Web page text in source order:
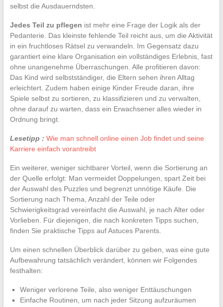
selbst die Ausdauerndsten.
Jedes Teil zu pflegen ist mehr eine Frage der Logik als der
Pedanterie. Das kleinste fehlende Teil reicht aus, um die Aktivität
in ein fruchtloses Rätsel zu verwandeln. Im Gegensatz dazu
garantiert eine klare Organisation ein vollständiges Erlebnis, fast
ohne unangenehme Überraschungen. Alle profitieren davon:
Das Kind wird selbstständiger, die Eltern sehen ihren Alltag
erleichtert. Zudem haben einige Kinder Freude daran, ihre
Spiele selbst zu sortieren, zu klassifizieren und zu verwalten,
ohne darauf zu warten, dass ein Erwachsener alles wieder in
Ordnung bringt.
Lesetipp : Wie man schnell online einen Job findet und seine
Karriere einfach vorantreibt
Ein weiterer, weniger sichtbarer Vorteil, wenn die Sortierung an
der Quelle erfolgt: Man vermeidet Doppelungen, spart Zeit bei
der Auswahl des Puzzles und begrenzt unnötige Käufe. Die
Sortierung nach Thema, Anzahl der Teile oder
Schwierigkeitsgrad vereinfacht die Auswahl, je nach Alter oder
Vorlieben. Für diejenigen, die nach konkreten Tipps suchen,
finden Sie praktische Tipps auf Astuces Parents.
Um einen schnellen Überblick darüber zu geben, was eine gute
Aufbewahrung tatsächlich verändert, können wir Folgendes
festhalten:
Weniger verlorene Teile, also weniger Enttäuschungen
Einfache Routinen, um nach jeder Sitzung aufzuräumen